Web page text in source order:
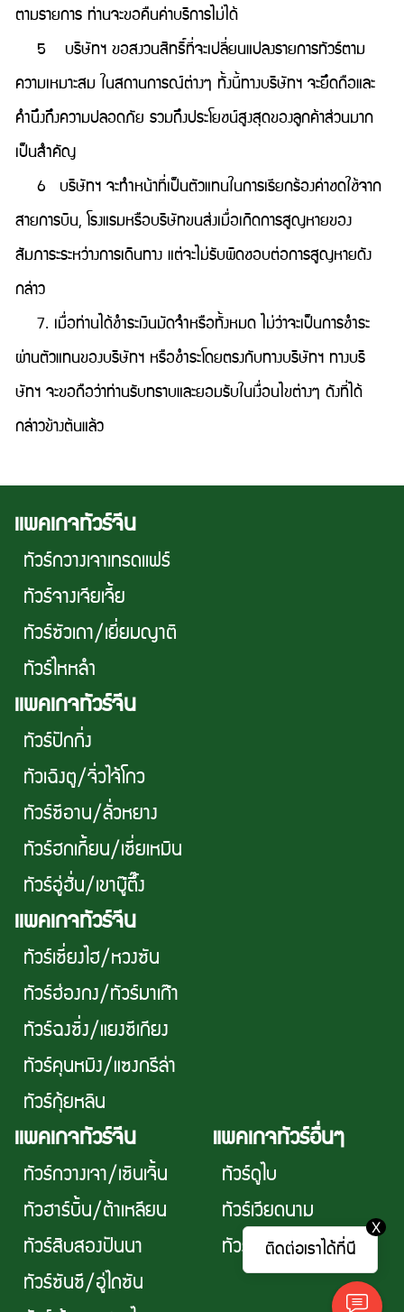
ตามรายการ ท่านจะขอคืนค่าบริการไม่ได้
5 บริษัทฯ ขอสงวนสิทธิ์ที่จะเปลี่ยนแปลงรายการทัวร์ตาม
ความเหมาะสม ในสถานการณ์ต่างๆ ทั้งนี้ทางบริษัทฯ จะยึดถือและ
คำนึงถึงความปลอดภัย รวมถึงประโยชน์สูงสุดของลูกค้าส่วนมาก
เป็นสำคัญ
6 บริษัทฯ จะทำหน้าที่เป็นตัวแทนในการเรียกร้องค่าชดใช้จาก
สายการบิน, โรงแรมหรือบริษัทขนส่งเมื่อเกิดการสูญหายของ
สัมภาระระหว่างการเดินทาง แต่จะไม่รับผิดชอบต่อการสูญหายดัง
กล่าว
7. เมื่อท่านได้ชำระเงินมัดจำหรือทั้งหมด ไม่ว่าจะเป็นการชำระ
ผ่านตัวแทนของบริษัทฯ หรือชำระโดยตรงกับทางบริษัทฯ ทางบริ
ษัทฯ จะขอถือว่าท่านรับทราบและยอมรับในเงื่อนไขต่างๆ ดังที่ได้
กล่าวข้างต้นแล้ว
เเพคเกจทัวร์จีน
ทัวร์กวางเจาเทรดเเฟร์
ทัวร์จางเจียเจี้ย
ทัวร์ซัวเถา/เยี่ยมญาติ
ทัวร์ไหหลำ
เเพคเกจทัวร์จีน
ทัวร์ปักกิ่ง
ทัวเฉิงตู/จิ่วไจ้โกว
ทัวร์ซีอาน/ลั่วหยาง
ทัวร์ฮกเกี้ยน/เซี่ยเหมิน
ทัวร์อู่ฮั่น/เขาบู๊ตึ๊ง
เเพคเกจทัวร์จีน
ทัวร์เซี่ยงไฮ/หวงซัน
ทัวร์ฮ่องกง/ทัวร์มาเก๊า
ทัวร์ฉงซิ่ง/แยงซีเกียง
ทัวร์คุนหมิง/แซงกรีล่า
ทัวร์กุ้ยหลิน
เเพคเกจทัวร์จีน
ทัวร์กวางเจา/เซินเจิ้น
ทัวฮาร์บิ้น/ต้าเหลียน
ทัวร์สิบสองปันนา
ทัวร์ซันซี/อู่ไถซัน
แพคเกจทัวร์อื่นๆ
ทัวร์ดูไบ
ทัวร์เวียดนาม
ทัวร์ไต้หวันติดต่อเราได้ที่นี
X